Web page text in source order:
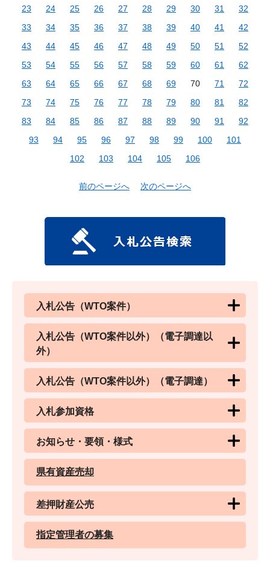
23
24 25 26 27 28 29 30 31
32
33
34 35 36 37 38 39 40 41
42
43
44 45 46 47 48 49 50 51
52
53
54 55 56 57 58 59 60 61
62
63
64 65 66 67 68 69 70 71
72
73
74 75 76 77 78 79 80 81
82
83
84 85 86 87 88 89 90 91
92
93
94 95 96 97 98 99 100
101
102
103 104 105 106
前のページへ 次のページへ
入札公告（WTO案件）
入札公告（WTO案件以外）（電子調達以
外）
入札公告（WTO案件以外）（電子調達）
入札参加資格
お知らせ・要領・様式
県有資産売却
差押財産公売
指定管理者の募集